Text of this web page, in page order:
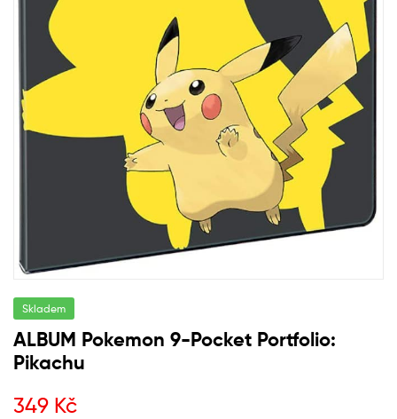
Skladem
ALBUM Pokemon 9-Pocket Portfolio:
Pikachu
349 Kč